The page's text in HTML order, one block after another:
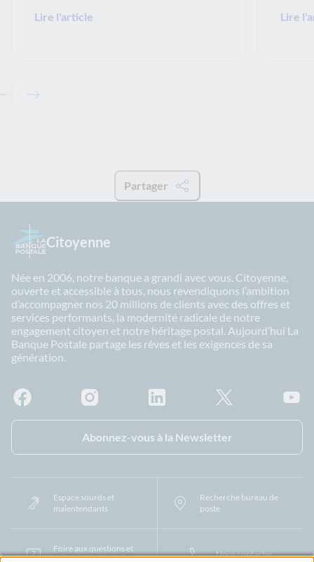
Lire l'article Lire
Contenu précédent - Articles associés
Contenu suivant - Articles associés
Partager
Citoyenne
Née en 2006, notre banque a grandi avec vous. Citoyenne,
ouverte et accessible à tous, nous revendiquons l’ambition
d’accompagner nos 20 millions de clients avec des offres et
services performants, la modernité radicale de notre
engagement citoyen et notre héritage postal. Aujourd’hui La
Banque Postale partage les rêves et les exigences de sa
génération.
Abonnez-vous à la Newsletter
Espace sourds et
malentendants
Recherche bureau de
poste
Foire aux questions et
centre d'aide
Nous contacter